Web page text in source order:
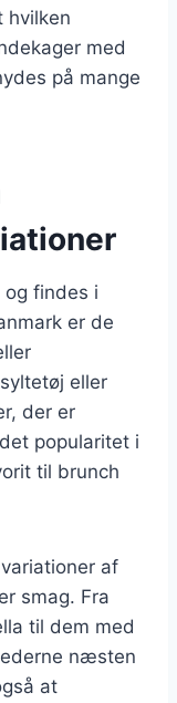
hvilken
med
på mange
og findes i
er de
eller
der er
popularitet i
til brunch
af
smag. Fra
til dem med
næsten
at